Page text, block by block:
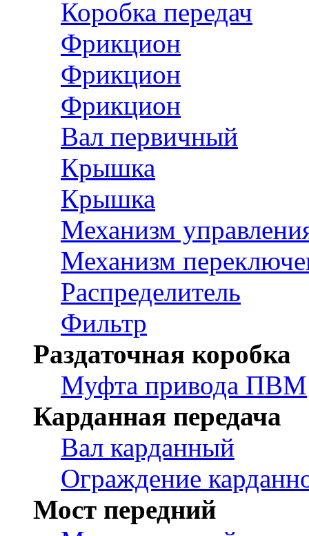
Коробка передач
Фрикцион
Фрикцион
Фрикцион
Вал первичный
Крышка
Крышка
Механизм
Механизм
Распределитель
Фильтр
Раздаточная коробка
Муфта привода ПВМ
Карданная передача
Вал карданный
Ограждение
Мост передний